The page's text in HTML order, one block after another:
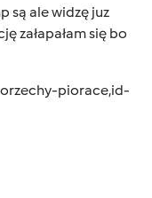
są ale widzę juz
załapałam się bo
piorace,id-